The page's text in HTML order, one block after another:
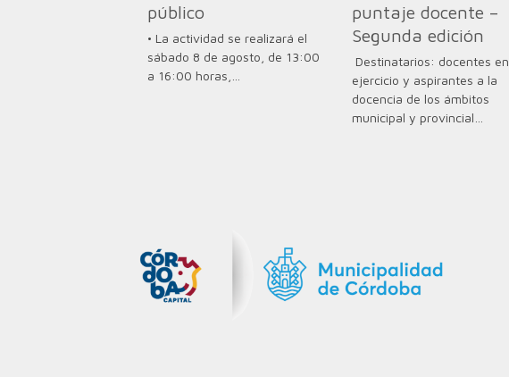
público
• La actividad se realizará el
sábado 8 de agosto, de 13:00
a 16:00 horas,…
puntaje docente –
Segunda edición
Destinatarios: docentes en
ejercicio y aspirantes a la
docencia de los ámbitos
municipal y provincial…